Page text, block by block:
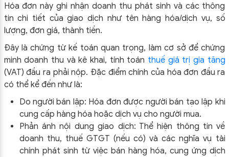
Hóa đơn này ghi nhận doanh thu phát sinh và các thông
tin chi tiết của giao dịch như tên hàng hóa/dịch vụ, số
lượng, đơn giá, thành tiền.
Đây là chứng từ kế toán quan trọng, làm cơ sở để chứng
minh doanh thu và kê khai, tính toán thuế giá trị gia tăng
(VAT) đầu ra phải nộp. Đặc điểm chính của hóa đơn đầu ra
có thể kể đến như là:
Do người bán lập: Hóa đơn được người bán tạo lập khi
cung cấp hàng hóa hoặc dịch vụ cho người mua.
Phản ánh nội dung giao dịch: Thể hiện thông tin về
doanh thu, thuế GTGT (nếu có) và các nghĩa vụ tài
chính phát sinh từ việc bán hàng hóa, cung ứng dịch